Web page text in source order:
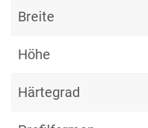
Breite
Höhe
Härtegrad